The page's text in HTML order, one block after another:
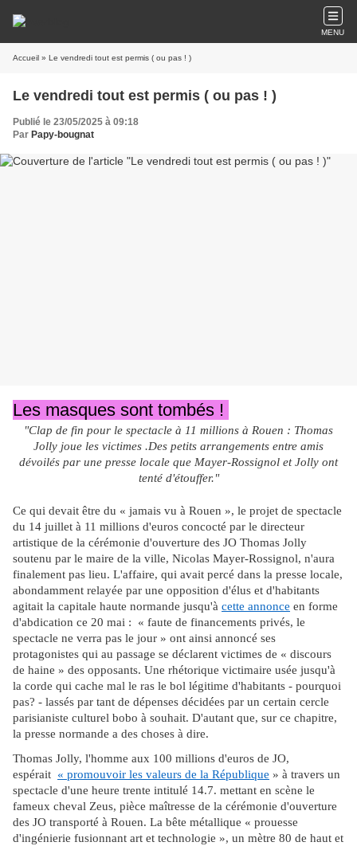
MENU
Accueil » Le vendredi tout est permis ( ou pas ! )
Le vendredi tout est permis ( ou pas ! )
Publié le 23/05/2025 à 09:18
Par Papy-bougnat
Les masques sont tombés !
"Clap de fin pour le spectacle à 11 millions à Rouen : Thomas
Jolly joue les victimes .Des petits arrangements entre amis
dévoilés par une presse locale que Mayer-Rossignol et Jolly ont
tenté d'étouffer."
Ce qui devait être du « jamais vu à Rouen », le projet de spectacle
du 14 juillet à 11 millions d'euros concocté par le directeur
artistique de la cérémonie d'ouverture des JO Thomas Jolly
soutenu par le maire de la ville, Nicolas Mayer-Rossignol, n'aura
finalement pas lieu. L'affaire, qui avait percé dans la presse locale,
abondamment relayée par une opposition d'élus et d'habitants
agitait la capitale haute normande jusqu'à cette annonce en forme
d'abdication ce 20 mai : « faute de financements privés, le
spectacle ne verra pas le jour » ont ainsi annoncé ses
protagonistes qui au passage se déclarent victimes de « discours
de haine » des opposants. Une rhétorique victimaire usée jusqu'à
la corde qui cache mal le ras le bol légitime d'habitants - pourquoi
pas? - lassés par tant de dépenses décidées par un certain cercle
parisianiste culturel bobo à souhait. D'autant que, sur ce chapitre,
la presse normande a des choses à dire.
Thomas Jolly, l'homme aux 100 millions d'euros de JO,
espérait « promouvoir les valeurs de la République » à travers un
spectacle d'une heure trente intitulé 14.7. mettant en scène le
fameux cheval Zeus, pièce maîtresse de la cérémonie d'ouverture
des JO transporté à Rouen. La bête métallique « prouesse
d'ingénierie fusionnant art et technologie », un mètre 80 de haut et